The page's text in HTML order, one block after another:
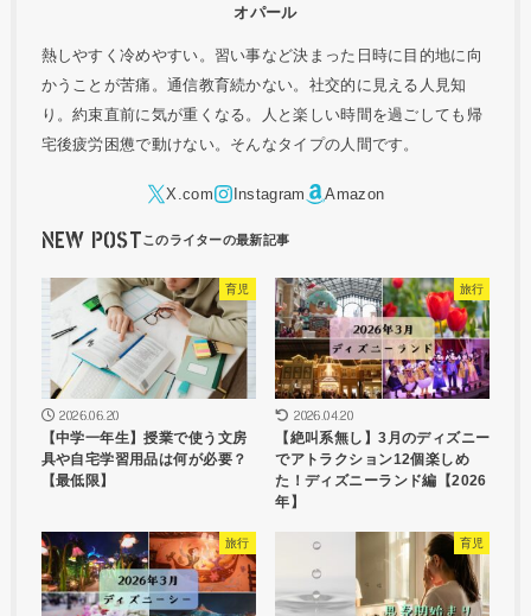
オパール
熱しやすく冷めやすい。習い事など決まった日時に目的地に向
かうことが苦痛。通信教育続かない。社交的に見える人見知
り。約束直前に気が重くなる。人と楽しい時間を過ごしても帰
宅後疲労困憊で動けない。そんなタイプの人間です。
NEW POST
育児
2026.06.20
【中学一年生】授業で使う文房
具や自宅学習用品は何が必要？
【最低限】
旅行
2026.04.20
【絶叫系無し】3月のディズニー
でアトラクション12個楽しめ
た！ディズニーランド編【2026
年】
旅行 育児